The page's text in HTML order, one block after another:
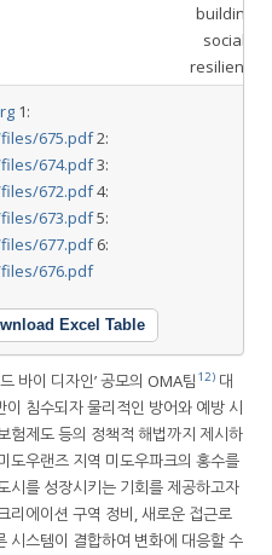
building
social
resiliency
1:
675.pdf2:
674.pdf3:
672.pdf4:
673.pdf5:
677.pdf6:
676.pdf
Excel Table
바이 디자인’ 공모의 OMA팀 12) 대
침수되자 물리적인 방어와 예방 시
험제도 등의 정책적 해법까지 제시하
도우랜즈 지역 미도우파크의 홍수를
시를 성장시키는 기회를 제공하고자
리에이션 구역 정비, 새로운 접근로
시스템이 결합하여 변화에 대응할 수